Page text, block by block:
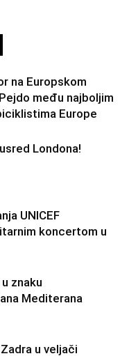
na Europskom
među najboljim
Europe
Londona!
UNICEF
koncertom u
znaku
Mediterana
u veljači